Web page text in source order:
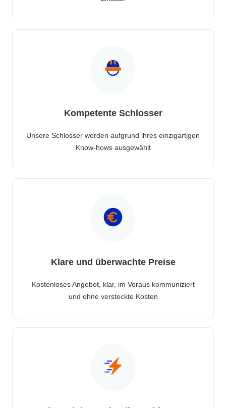
Kompetente Schlosser
Unsere Schlosser werden aufgrund ihres einzigartigen
Know-hows ausgewählt
Klare und überwachte Preise
Kostenloses Angebot, klar, im Voraus kommuniziert
und ohne versteckte Kosten